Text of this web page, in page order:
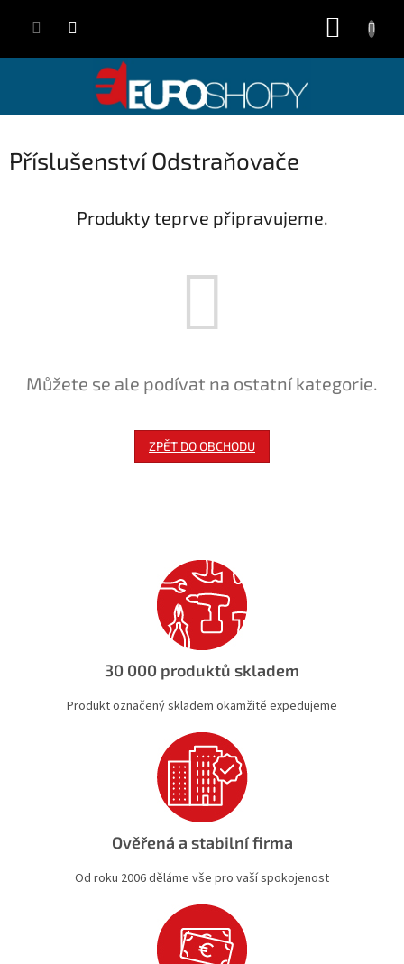
Příslušenství Odstraňovače
Produkty teprve připravujeme.
Můžete se ale podívat na ostatní kategorie.
ZPĚT DO OBCHODU
30 000 produktů skladem
Produkt označený skladem okamžitě expedujeme
Ověřená a stabilní firma
Od roku 2006 děláme vše pro vaší spokojenost